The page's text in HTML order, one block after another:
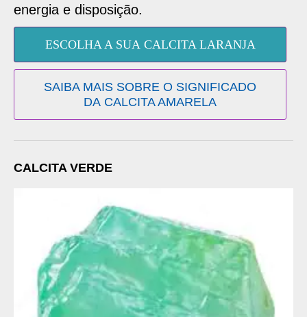
energia e disposição.
ESCOLHA A SUA CALCITA LARANJA
SAIBA MAIS SOBRE O SIGNIFICADO
DA CALCITA AMARELA
CALCITA VERDE